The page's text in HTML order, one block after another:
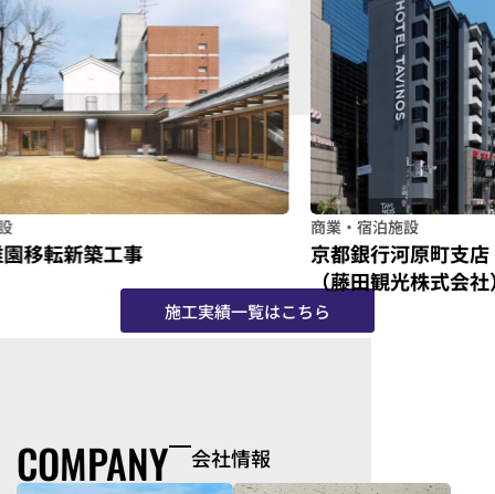
京都銀行河原町支店 ホテルタビノス京都
（藤田観光株式会社）
ホ
施工実績一覧はこちら
COMPANY 会社情報